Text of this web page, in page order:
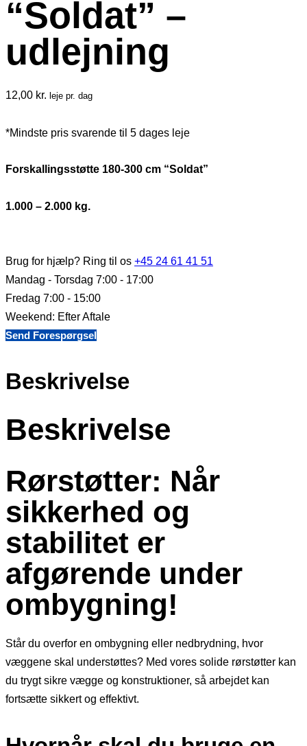
“Soldat” –
udlejning
12,00 kr. leje pr. dag
*Mindste pris svarende til 5 dages leje
Forskallingsstøtte 180-300 cm “Soldat”
1.000 – 2.000 kg.
Brug for hjælp? Ring til os +45 24 61 41 51
Mandag - Torsdag 7:00 - 17:00
Fredag 7:00 - 15:00
Weekend: Efter Aftale
Send Forespørgsel
Beskrivelse
Beskrivelse
Rørstøtter: Når
sikkerhed og
stabilitet er
afgørende under
ombygning!
Står du overfor en ombygning eller nedbrydning, hvor
væggene skal understøttes? Med vores solide rørstøtter kan
du trygt sikre vægge og konstruktioner, så arbejdet kan
fortsætte sikkert og effektivt.